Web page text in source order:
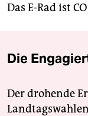
Das E-Rad ist CO
Die
Der drohende